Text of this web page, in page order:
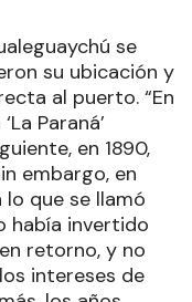
se
su ubicación y
al puerto. “En
Paraná’
en 1890,
embargo, en
que se llamó
había invertido
retorno, y no
intereses de